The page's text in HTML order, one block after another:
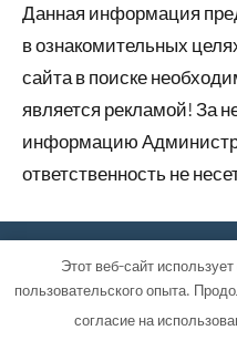
Данная информация
в ознакомительных
сайта в поиске
является рекламой! За
информацию
ответственность не
Тема WordPress: Occasio от
Этот веб-сайт
пользовательского опыта.
согласие на